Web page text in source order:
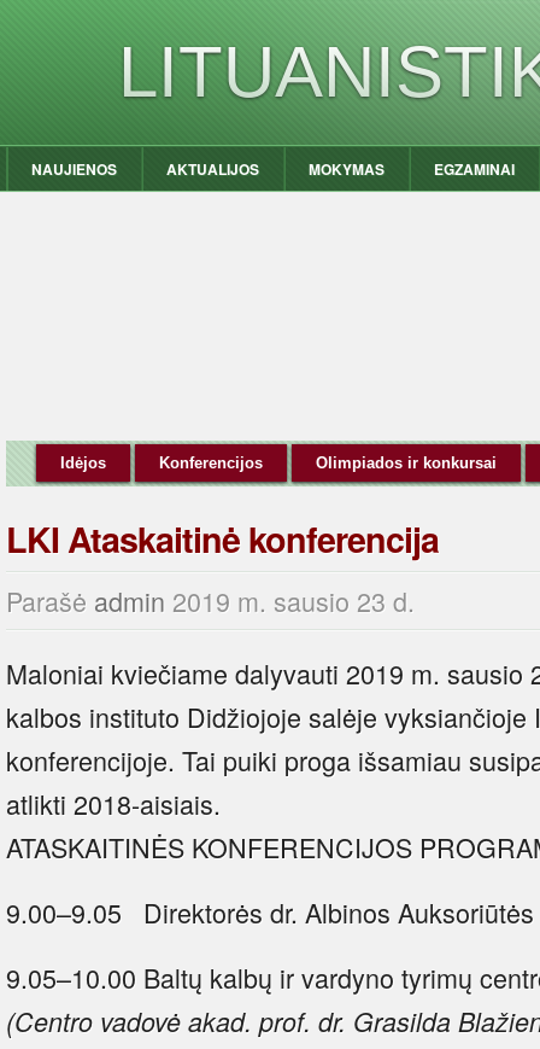
NAUJIENOS AKTUALIJOS MOKYMAS EGZAMINAI
Idėjos Konferencijos Olimpiados ir konkursai
LKI Ataskaitinė konferencija
Parašė admin 2019 m. sausio 23 d.
Maloniai kviečiame dalyvauti 2019 m. sausio
kalbos instituto Didžiojoje salėje
konferencijoje. Tai puiki proga išsamiau
atlikti 2018-aisiais.
ATASKAITINĖS KONFERENCIJOS
9.00–9.05 Direktorės dr. Albinos
9.05–10.00 Baltų kalbų ir vardyno tyrimų
(Centro vadovė akad. prof. dr. Grasilda